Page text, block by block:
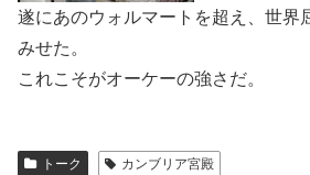
遂にあのウォルマートを超え、世界
みせた。
これこそがオーケーの強さだ。
トーク カンブリア宮殿